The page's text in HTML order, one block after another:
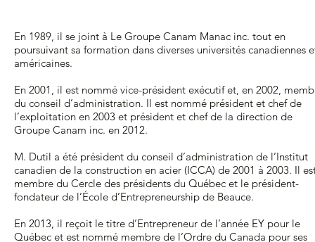
En 1989, il se joint à Le Groupe Canam Manac inc. tout en
poursuivant sa formation dans diverses universités canadiennes
américaines.
En 2001, il est nommé vice-président exécutif et, en 2002,
du conseil d’administration. Il est nommé président et chef de
l’exploitation en 2003 et président et chef de la direction de
Groupe Canam inc. en 2012.
M. Dutil a été président du conseil d’administration de l’Institut
canadien de la construction en acier (ICCA) de 2001 à 2003. Il
membre du Cercle des présidents du Québec et le président-
fondateur de l’École d’Entrepreneurship de Beauce.
En 2013, il reçoit le titre d’Entrepreneur de l’année EY pour le
Québec et est nommé membre de l’Ordre du Canada pour ses